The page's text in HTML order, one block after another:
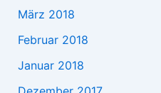
März 2018
Februar 2018
Januar 2018